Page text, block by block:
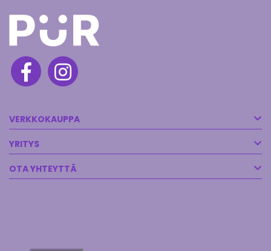
VERKKOKAUPPA
YRITYS
OTA YHTEYTTÄ